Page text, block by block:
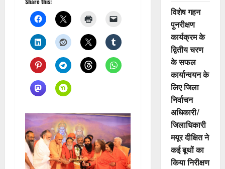
विशेष गहन
पुनरीक्षण
कार्यक्रम के
द्वितीय चरण
के सफल
कार्यान्वयन के
लिए जिला
निर्वाचन
अधिकारी/
जिलाधिकारी
मयूर दीक्षित ने
कई बूथों का
किया निरीक्षण